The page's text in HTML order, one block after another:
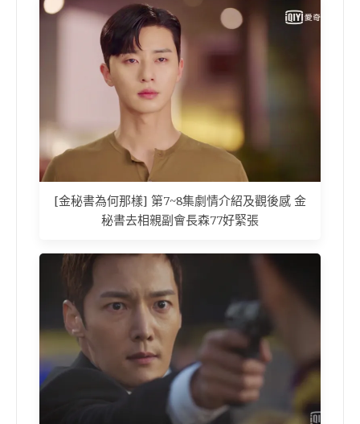
[金秘書為何那樣] 第7~8集劇情介紹及觀後感 金
秘書去相親副會長森77好緊張